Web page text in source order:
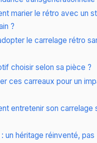
marier le rétro avec un
?
le carrelage rétro
choisir selon sa pièce ?
ces carreaux pour un
entretenir son carrelage
un héritage réinventé, pas